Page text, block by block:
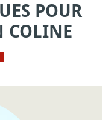
POUR
COLINE